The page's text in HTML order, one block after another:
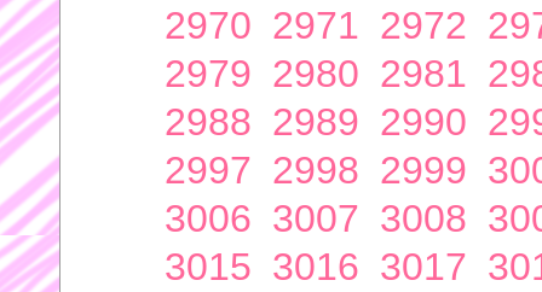
2970 2971 2972
2979 2980 2981
2988 2989 2990
2997 2998 2999
3006 3007 3008
3015 3016 3017